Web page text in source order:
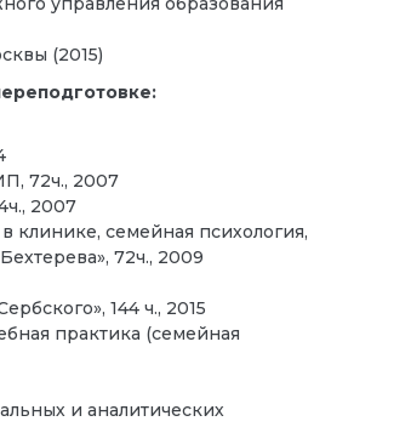
(2015)
72ч., 2007
2007
клинике, семейная психология,
72ч., 2009
144 ч., 2015
практика (семейная
и аналитических